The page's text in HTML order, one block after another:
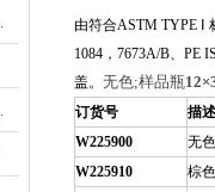
由符合ASTM TYPE
1084 ， 7673A/B、 PE
盖。 无色;样品瓶
订货号
描述
W225900
无
W225910
棕